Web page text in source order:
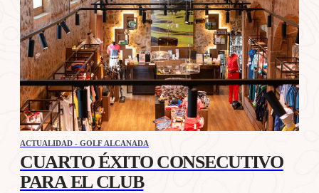
ACTUALIDAD - GOLF ALCANADA
CUARTO ÉXITO CONSECUTIVO
PARA EL CLUB